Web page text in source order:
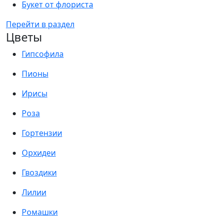
Букет от флориста
Перейти в раздел
Цветы
Гипсофила
Пионы
Ирисы
Роза
Гортензии
Орхидеи
Гвоздики
Лилии
Ромашки